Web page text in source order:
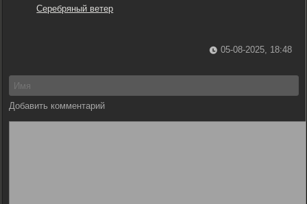
Серебряный ветер
05-08-2025, 18:48
Добавить комментарий